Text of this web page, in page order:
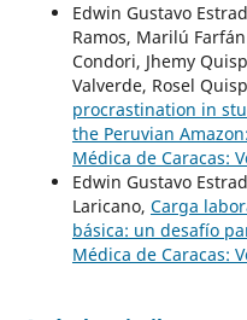
Edwin Gustavo
Ramos, Marilú
Condori, Jhemy
Valverde, Rosel
procrastination in
the Peruvian
Médica de Caracas:
Edwin Gustavo
Laricano, Carga
básica: un desafío
Médica de Caracas: